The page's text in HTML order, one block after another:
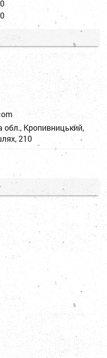
om
обл., Кропивницький,
210